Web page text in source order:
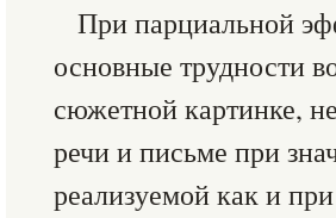
При парциальной
основные трудности
сюжетной картинке,
речи и письме при
реализуемой как и